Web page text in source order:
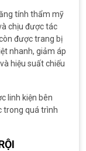
tính thẩm mỹ
chịu được tác
được trang bị
nhanh, giảm áp
hiệu suất chiếu
linh kiện bên
trong quá trình